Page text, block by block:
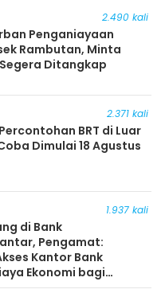
2.490 kali
Penganiayaan
Rambutan, Minta
Ditangkap
2.371 kali
BRT di Luar
Dimulai 18 Agustus
1.937 kali
di Bank
Pengamat:
Kantor Bank
Ekonomi bagi